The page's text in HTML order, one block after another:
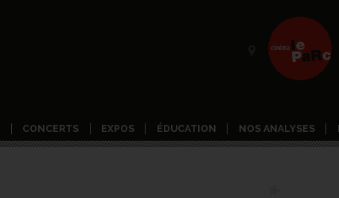
CONCERTS EXPOS ÉDUCATION NOS ANALYSES